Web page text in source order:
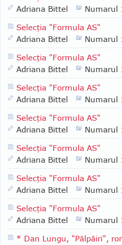
Adriana Bittel
Numarul
Selecţia "Formula AS"
Adriana Bittel
Numarul
Selecţia "Formula AS"
Adriana Bittel
Numarul
Selecţia "Formula AS"
Adriana Bittel
Numarul
Selecţia "Formula AS"
Adriana Bittel
Numarul
Selecţia "Formula AS"
Adriana Bittel
Numarul
Selecţia "Formula AS"
Adriana Bittel
Numarul
Selecţia "Formula AS"
Adriana Bittel
Numarul
* Dan Lungu, "Pâlpâiri",